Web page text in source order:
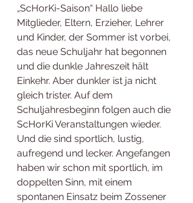
„ScHorKi-Saison“ Hallo liebe
Mitglieder, Eltern, Erzieher, Lehrer
und Kinder, der Sommer ist vorbei,
das neue Schuljahr hat begonnen
und die dunkle Jahreszeit hält
Einkehr. Aber dunkler ist ja nicht
gleich trister. Auf dem
Schuljahresbeginn folgen auch die
ScHorKi Veranstaltungen wieder.
Und die sind sportlich, lustig,
aufregend und lecker. Angefangen
haben wir schon mit sportlich, im
doppelten Sinn, mit einem
spontanen Einsatz beim Zossener